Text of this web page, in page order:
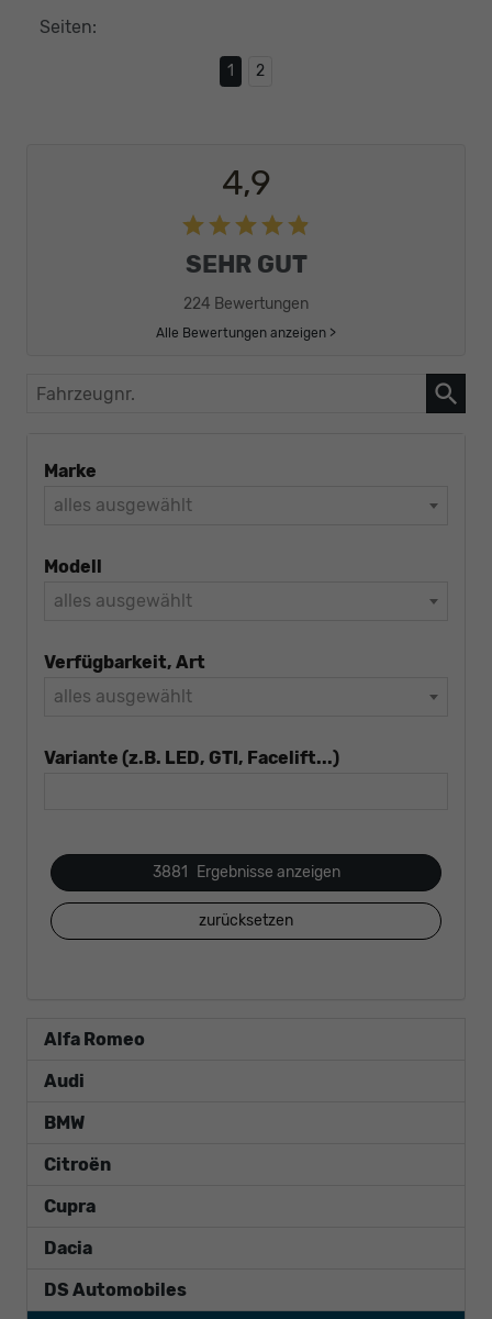
Seiten:
1 2
4,9
SEHR GUT
224 Bewertungen
Alle Bewertungen anzeigen >
Fahrzeugnr.
Marke
alles ausgewählt
Modell
alles ausgewählt
Verfügbarkeit, Art
alles ausgewählt
Variante (z.B. LED, GTI, Facelift...)
3881 Ergebnisse anzeigen
zurücksetzen
Alfa Romeo
Audi
BMW
Citroën
Cupra
Dacia
DS Automobiles